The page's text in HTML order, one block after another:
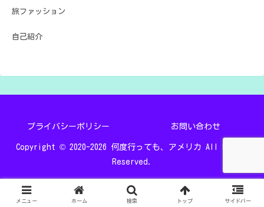
旅ファッション
自己紹介
プライバシーポリシー お問い合わせ
Copyright © 2020-2026 何度行っても、アメリカ All Rights
Reserved.
メニュー ホーム 検索 トップ サイドバー